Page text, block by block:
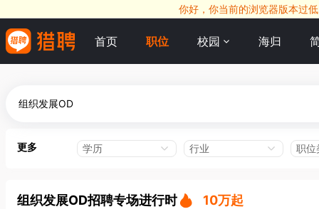
你好，你当前的浏览器版本过
首页 职位 校园 海归
更多 学历 行业 职位
组织发展OD招聘专场进行时 10万起